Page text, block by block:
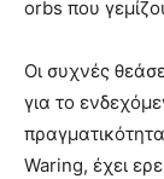
orbs που
Οι συχνές
για το
Waring, έχει